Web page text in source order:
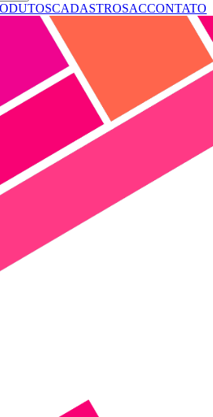
CADASTROSACCONTATO